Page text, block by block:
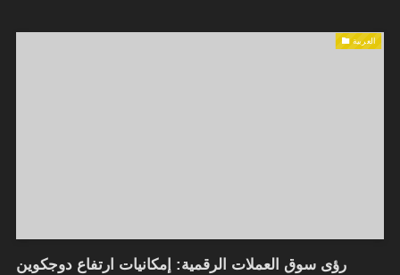
العربية
رؤى سوق العملات الرقمية: إمكانيات ارتفاع دوجكوين